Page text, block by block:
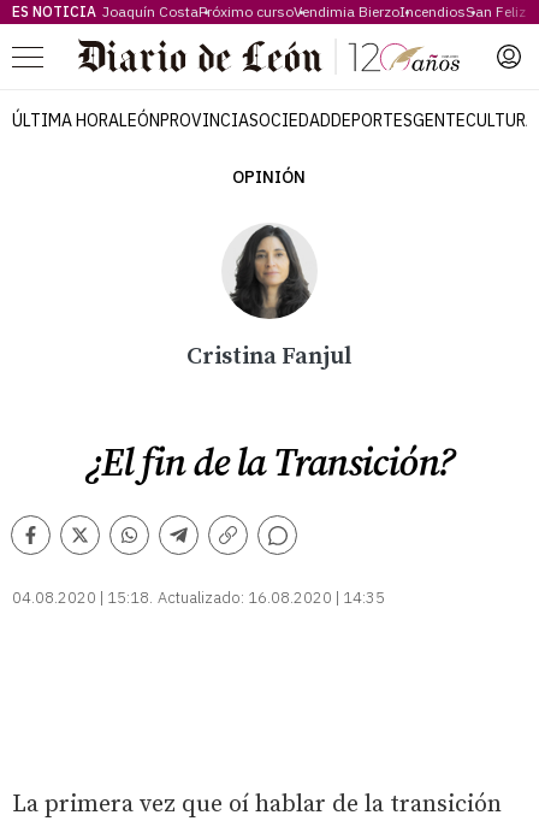
ES NOTICIA Joaquín CostaPróximo cursoVendimia BierzoIncendiosSan Feliz
Menú
ÚLTIMA HORALEÓNPROVINCIASOCIEDADDEPORTESGENTECULTURA
OPINIÓN
Cristina Fanjul
¿El fin de la Transición?
Facebook
TwitterWhatsappTelegram
Copiar
Comentarios
04.08.2020 | 15:18 Actualizado: 16.08.2020 | 14:35
La primera vez que oí hablar de la transición